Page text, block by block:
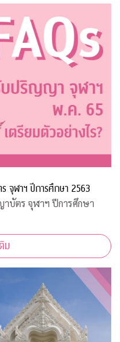
จุฬาฯ ปีการศึกษา 2563
บัตร จุฬาฯ ปีการศึกษา
ม